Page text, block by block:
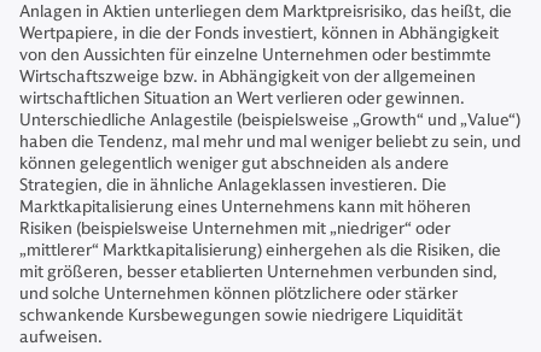
Anlagen in Aktien unterliegen dem Marktpreisrisiko, das heißt, die
Wertpapiere, in die der Fonds investiert, können in Abhängigkeit
von den Aussichten für einzelne Unternehmen oder bestimmte
Wirtschaftszweige bzw. in Abhängigkeit von der allgemeinen
wirtschaftlichen Situation an Wert verlieren oder gewinnen.
Unterschiedliche Anlagestile (beispielsweise „Growth“ und „Value“)
haben die Tendenz, mal mehr und mal weniger beliebt zu sein, und
können gelegentlich weniger gut abschneiden als andere
Strategien, die in ähnliche Anlageklassen investieren. Die
Marktkapitalisierung eines Unternehmens kann mit höheren
Risiken (beispielsweise Unternehmen mit „niedriger“ oder
„mittlerer“ Marktkapitalisierung) einhergehen als die Risiken, die
mit größeren, besser etablierten Unternehmen verbunden sind,
und solche Unternehmen können plötzlichere oder stärker
schwankende Kursbewegungen sowie niedrigere Liquidität
aufweisen.